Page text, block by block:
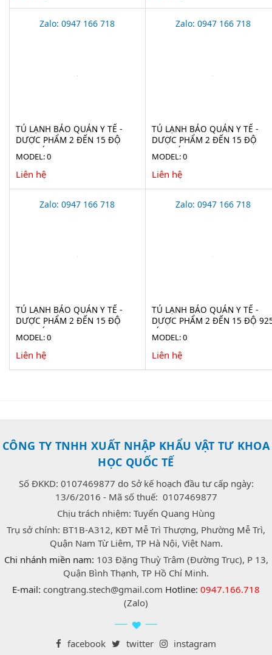
Zalo: 0947 166 718
TỦ LẠNH BẢO QUẢN Y TẾ -
DƯỢC PHẨM 2 ĐẾN 15 ĐỘ
2100 LÍT EVERMED LR 2100
(ADVANCED)
MODEL: 0
Liên hệ
Zalo: 0947 166 718
TỦ LẠNH BẢO QUẢN Y TẾ -
DƯỢC PHẨM 2 ĐẾN 15 ĐỘ
1365 LÍT LR 1365 (ADVANCED)
MODEL: 0
Liên hệ
Zalo: 0947 166 718
TỦ LẠNH BẢO QUẢN Y TẾ -
DƯỢC PHẨM 2 ĐẾN 15 ĐỘ
1160 LÍT LR 1160
MODEL: 0
Liên hệ
Zalo: 0947 166 718
TỦ LẠNH BẢO QUẢN Y TẾ -
DƯỢC PHẨM 2 ĐẾN 15 ĐỘ
LÍT LR 925 (ADVANCED)
MODEL: 0
Liên hệ
CÔNG TY TNHH XUẤT NHẬP KHẨU VẬT TƯ KHOA
HỌC QUỐC TẾ
Số ĐKKD: 0107469877 do Sở kế hoạch đầu tư cấp ngày:
13/6/2016 - Mã số thuế: 0107469877
Chịu trách nhiệm: Tuyển Quang Hùng
Trụ sở chính: BT1B-A312, KĐT Mễ Trì Thượng, Phường Mễ Trì,
Quận Nam Từ Liêm, TP Hà Nội, Việt Nam.
Chi nhánh miền nam: 103 Đặng Thuỳ Trâm (Đường Trục), P 13,
Quận Bình Thạnh, TP Hồ Chí Minh.
E-mail: congtrang.stech@gmail.com Hotline: 0947.166.718
(Zalo)
facebook twitter instagram